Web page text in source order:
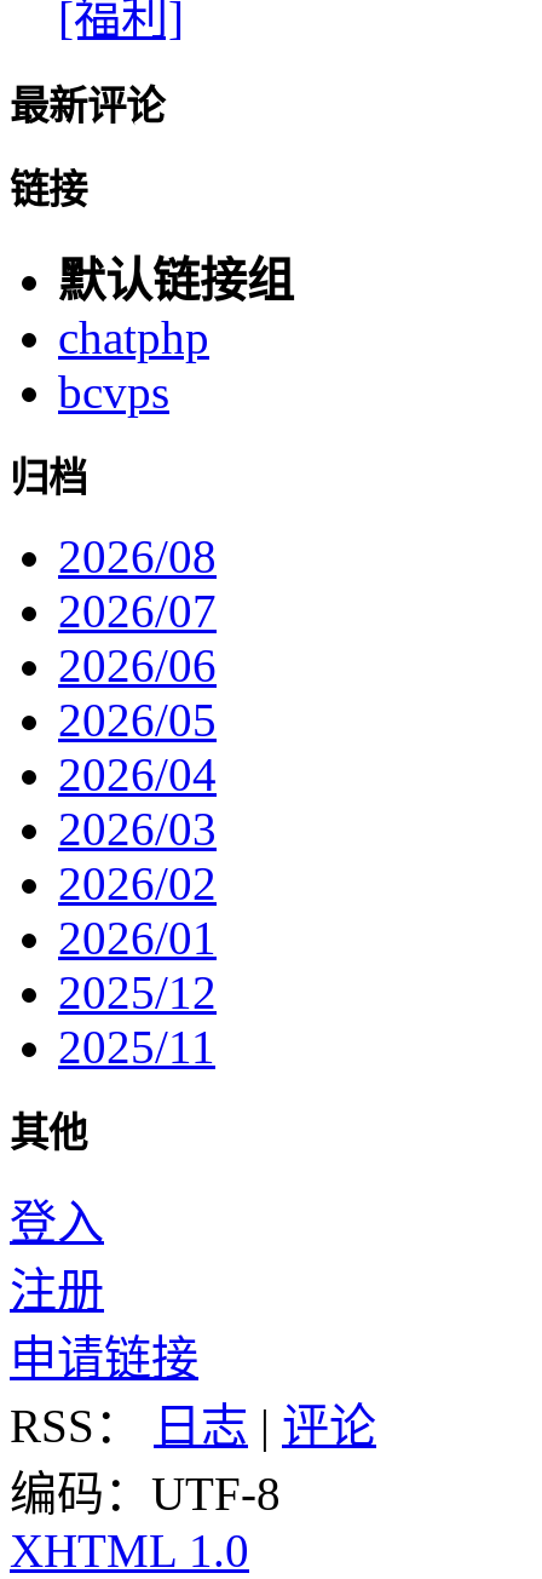
[福利]
最新评论
链接
默认链接组
chatphp
bcvps
归档
2026/08
2026/07
2026/06
2026/05
2026/04
2026/03
2026/02
2026/01
2025/12
2025/11
其他
登入
注册
申请链接
RSS：
日志 | 评论
编码：UTF-8
XHTML 1.0